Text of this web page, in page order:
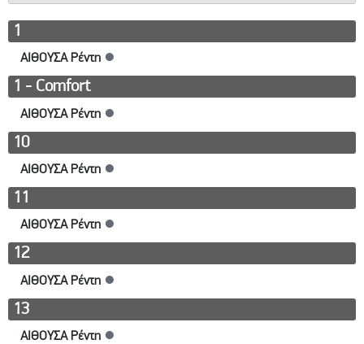
1
ΑΙΘΟΥΣΑ Ρέντη ●
1 - Comfort
ΑΙΘΟΥΣΑ Ρέντη ●
10
ΑΙΘΟΥΣΑ Ρέντη ●
11
ΑΙΘΟΥΣΑ Ρέντη ●
12
ΑΙΘΟΥΣΑ Ρέντη ●
13
ΑΙΘΟΥΣΑ Ρέντη ●